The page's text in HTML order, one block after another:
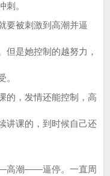
刺。
要被刺激到高潮并逼
但是她控制的越努力，
。
的，发情还能控制，高
讲课的，到时候自己还
高潮——逼停。一直周